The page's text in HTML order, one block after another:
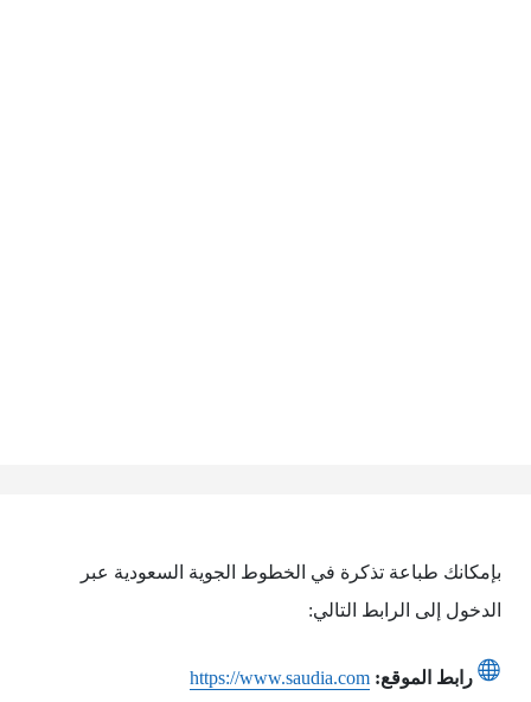
بإمكانك طباعة تذكرة في الخطوط الجوية السعودية عبر
الدخول إلى الرابط التالي:
رابط الموقع: https://www.saudia.com